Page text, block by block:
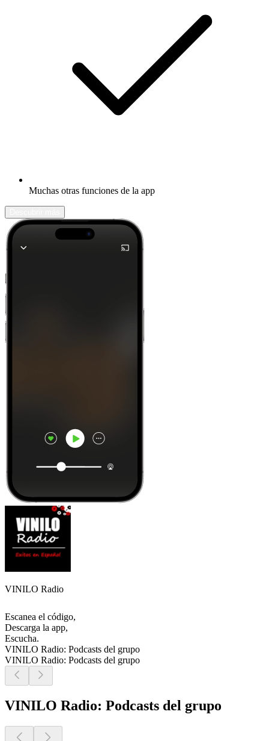
Muchas otras funciones de la app
VINILO Radio
Escanea el código,
Descarga la app,
Escucha.
VINILO Radio: Podcasts del grupo
VINILO Radio: Podcasts del grupo
VINILO Radio: Podcasts del grupo